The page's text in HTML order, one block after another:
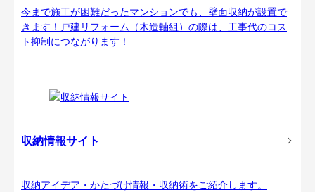
今まで施工が困難だったマンションでも、壁面収納が設置で
きます！戸建リフォーム（木造軸組）の際は、工事代のコス
ト抑制につながります！
収納情報サイト
収納アイデア・かたづけ情報・収納術をご紹介します。